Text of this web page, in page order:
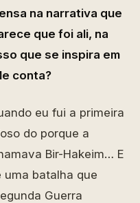
na narrativa que
que foi ali, na
que se inspira em
conta?
eu fui a primeira
do porque a
Bir-Hakeim… E
uma batalha que
Guerra